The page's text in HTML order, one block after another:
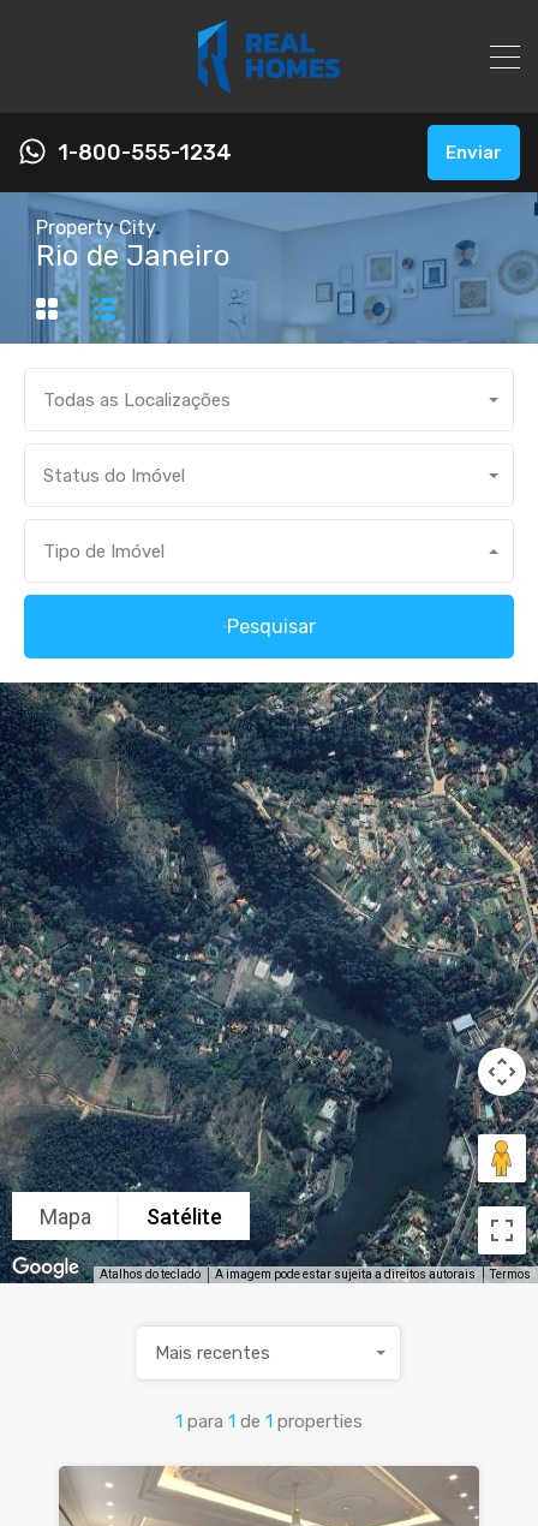
1-800-555-1234 Enviar
Property City
Rio de Janeiro
Todas as Localizações
Status do Imóvel
Tipo de Imóvel
Pesquisar
Mapa Satélite
Atalhos do teclado A imagem pode estar sujeita a direitos autorais Termos
1 para 1 de 1 properties
Mais recentes